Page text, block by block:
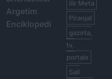
Argetim
Enciklopedi
Ilir Meta
Piranjat
gazeta,
tv,
portale
Sali